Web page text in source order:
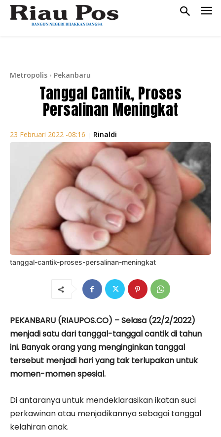
Metropolis Pekanbaru
Tanggal Cantik, Proses
Persalinan Meningkat
23 Februari 2022 -08:16 | Rinaldi
tanggal-cantik-proses-persalinan-meningkat
PEKANBARU (RIAUPOS.CO) – Selasa (22/2/2022)
menjadi satu dari tanggal-tanggal cantik di tahun
ini. Banyak orang yang menginginkan tanggal
tersebut menjadi hari yang tak terlupakan untuk
momen-momen spesial.
Di antaranya untuk mendeklarasikan ikatan suci
perkawinan atau menjadikannya sebagai tanggal
kelahiran anak.